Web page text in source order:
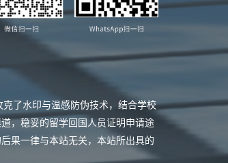
了水印与温感防伪技术，结合学校
，稳妥的留学回国人员证明申请途
果一律与本站无关，本站所出具的